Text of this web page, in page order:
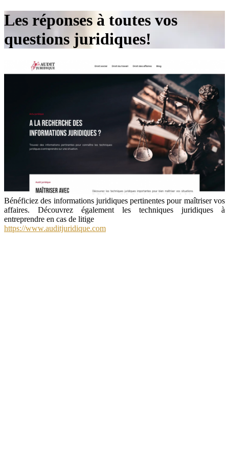
Les réponses à toutes vos
questions juridiques!
Bénéficiez des informations juridiques pertinentes pour maîtriser vos
affaires. Découvrez également les techniques juridiques à
entreprendre en cas de litige
https://www.auditjuridique.com